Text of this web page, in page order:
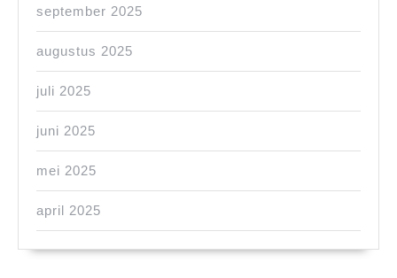
september 2025
augustus 2025
juli 2025
juni 2025
mei 2025
april 2025